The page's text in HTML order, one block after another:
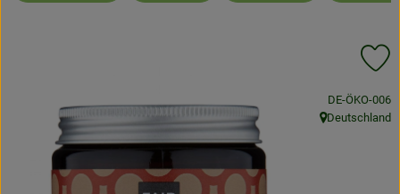
Saisonthemen
Neues & Angebote
Obst & Gemüse
, Kontrollstelle:
DE-ÖKO-006
, Herkunft:
Deutschland